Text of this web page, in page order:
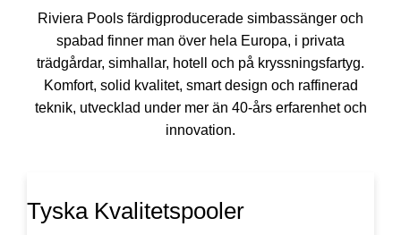
Riviera Pools färdigproducerade simbassänger och
spabad finner man över hela Europa, i privata
trädgårdar, simhallar, hotell och på kryssningsfartyg.
Komfort, solid kvalitet, smart design och raffinerad
teknik, utvecklad under mer än 40-års erfarenhet och
innovation.
Tyska Kvalitetspooler